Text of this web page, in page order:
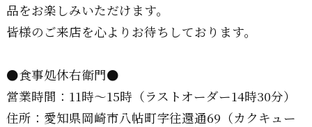
品をお楽しみいただけます。
皆様のご来店を心よりお待ちしております。
●食事処休右衛門●
営業時間：11時～15時（ラストオーダー14時30分）
住所：愛知県岡崎市八帖町字往還通69（カクキュー